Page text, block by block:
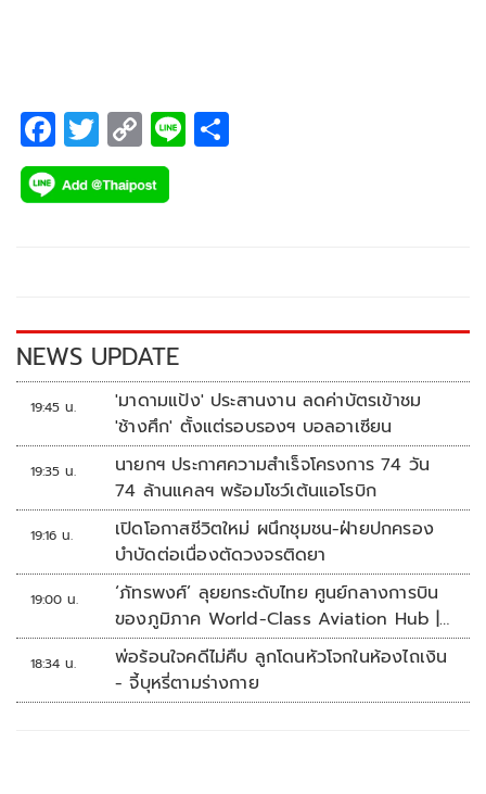
F
ac
e
k
T
wi
tt
C
o
p
k
Li
NEWS UPDATE
19:45 น.
'มาดามแป้ง' ประสานงาน ลดค่าบัตรเข้าชม
'ช้างศึก' ตั้งแต่รอบรองฯ บอลอาเซียน
19:35 น.
นายกฯ ประกาศความสำเร็จโครงการ 74 วัน
74 ล้านแคลฯ พร้อมโชว์เต้นแอโรบิก
19:16 น.
เปิดโอกาสชีวิตใหม่ ผนึกชุมชน-ฝ่ายปกครอง
บำบัดต่อเนื่องตัดวงจรติดยา
19:00 น.
‘ภัทรพงศ์’ ลุยยกระดับไทย ศูนย์กลางการบิน
ของภูมิภาค World-Class Aviation Hub |
ห้องข่าวไทยโพสต์สุดสัปดาห์
18:34 น.
พ่อร้อนใจคดีไม่คืบ ลูกโดนหัวโจกในห้องไถเงิน
- จี้บุหรี่ตามร่างกาย